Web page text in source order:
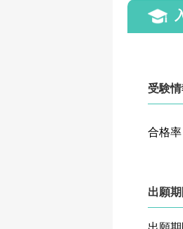
受験
合格率
出願